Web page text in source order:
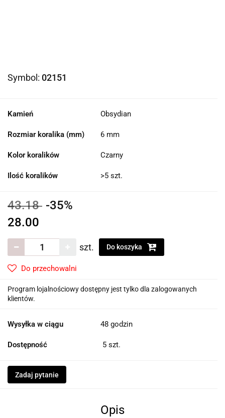
Symbol: 02151
Kamień Obsydian
Rozmiar koralika (mm) 6 mm
Kolor koralików Czarny
Ilość koralików >5 szt.
43.18 -35%
28.00
szt. Do koszyka
Do przechowalni
Program lojalnościowy dostępny jest tylko dla zalogowanych
klientów.
Wysyłka w ciągu 48 godzin
Dostępność 5 szt.
Zadaj pytanie
Opis